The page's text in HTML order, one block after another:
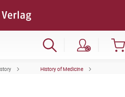
History of Medicine